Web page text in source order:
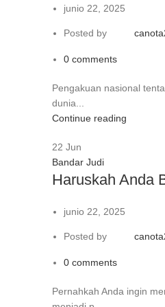
junio 22, 2025
Posted by
0 comments
Pengakuan nasional
dunia...
Continue reading
22 Jun
Bandar Judi
Haruskah Anda
junio 22, 2025
Posted by
0 comments
Pernahkah Anda ingin